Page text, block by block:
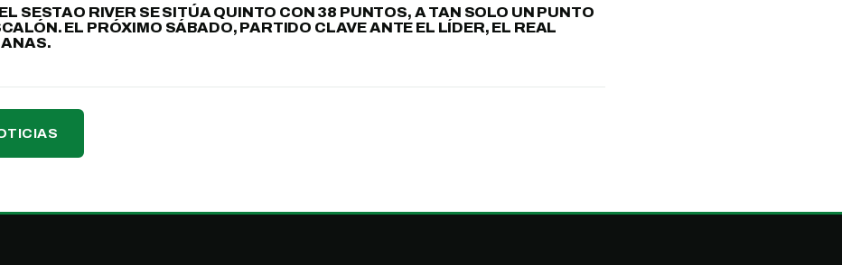
SESTAO RIVER SE SITÚA QUINTO CON 38 PUNTOS, A TAN SOLO UN PUNTO
EL PRÓXIMO SÁBADO, PARTIDO CLAVE ANTE EL LÍDER, EL REAL